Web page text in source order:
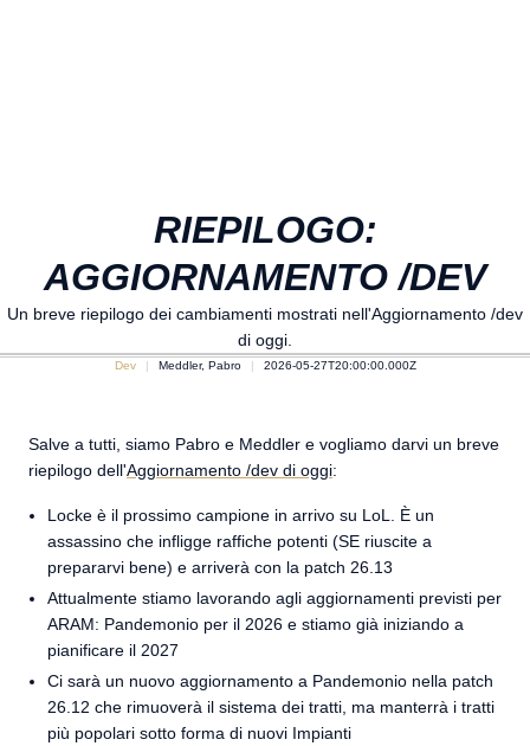
RIEPILOGO:
AGGIORNAMENTO /DEV
Un breve riepilogo dei cambiamenti mostrati nell'Aggiornamento /dev
di oggi.
Dev Meddler, Pabro 2026-05-27T20:00:00.000Z
Salve a tutti, siamo Pabro e Meddler e vogliamo darvi un breve
riepilogo dell'Aggiornamento /dev di oggi:
Locke è il prossimo campione in arrivo su LoL. È un
assassino che infligge raffiche potenti (SE riuscite a
prepararvi bene) e arriverà con la patch 26.13
Attualmente stiamo lavorando agli aggiornamenti previsti per
ARAM: Pandemonio per il 2026 e stiamo già iniziando a
pianificare il 2027
Ci sarà un nuovo aggiornamento a Pandemonio nella patch
26.12 che rimuoverà il sistema dei tratti, ma manterrà i tratti
più popolari sotto forma di nuovi Impianti